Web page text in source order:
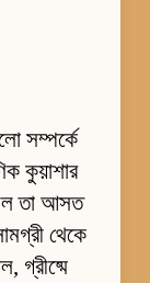
সম্পর্কে
কুয়াশার
তা আসত
থেকে
গ্রীষ্মে